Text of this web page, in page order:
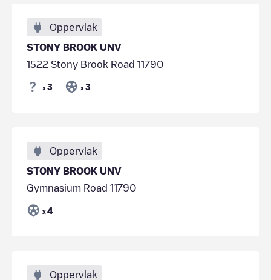
Oppervlak
STONY BROOK UNV
1522 Stony Brook Road 11790
x 3 x 3
Oppervlak
STONY BROOK UNV
Gymnasium Road 11790
x 4
Oppervlak